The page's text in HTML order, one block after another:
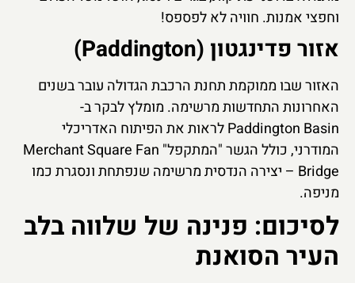
וחפצי אמנות. חוויה לא לפספס!
אזור פדינגטון (Paddington)
האזור שבו ממוקמת תחנת הרכבת הגדולה עובר בשנים
האחרונות התחדשות מרשימה. מומלץ לבקר ב-
Paddington Basin לראות את הפיתוח האדריכלי
המודרני, כולל הגשר "המתקפל" Merchant Square Fan
Bridge – יצירה הנדסית מרשימה שנפתחת ונסגרת כמו
מניפה.
לסיכום: פנינה של שלווה בלב
העיר הסואנת